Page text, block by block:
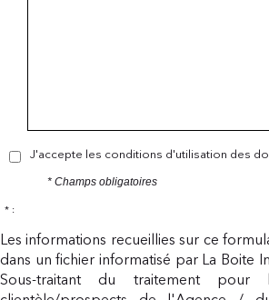
J'accepte les conditions d'utilisation des
* Champs obligatoires
* :
Les informations recueillies sur ce
dans un fichier informatisé par La Boite
Sous-traitant du traitement